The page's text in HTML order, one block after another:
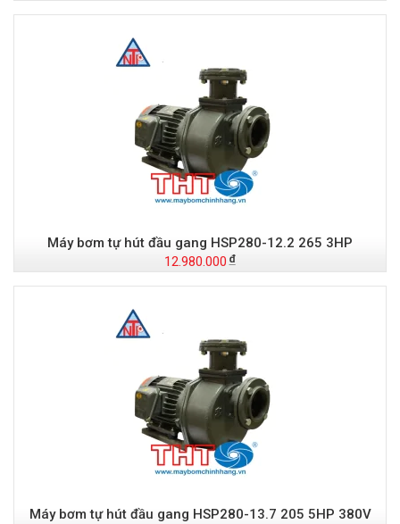
Máy bơm tự hút đầu gang HSP280-12.2 265 3HP
12.980.000
Máy bơm tự hút đầu gang HSP280-13.7 205 5HP 380V